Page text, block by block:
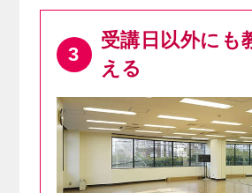
3
受講日以外にも
える